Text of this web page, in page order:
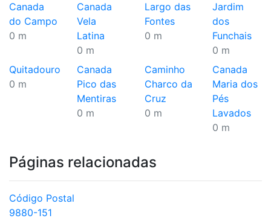
Canada
do Campo
0 m
Canada
Vela
Latina
0 m
Largo das
Fontes
0 m
Jardim
dos
Funchais
0 m
Quitadouro
0 m
Canada
Pico das
Mentiras
0 m
Caminho
Charco da
Cruz
0 m
Canada
Maria dos
Pés
Lavados
0 m
Páginas relacionadas
Código Postal
9880-151